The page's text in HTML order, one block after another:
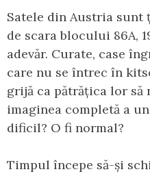
Satele din Austria
de scara blocului 86A,
adevăr. Curate, case
care nu se întrec în
grijă ca pătrățica lor să
imaginea completă a
dificil? O fi normal?
Timpul începe să-și